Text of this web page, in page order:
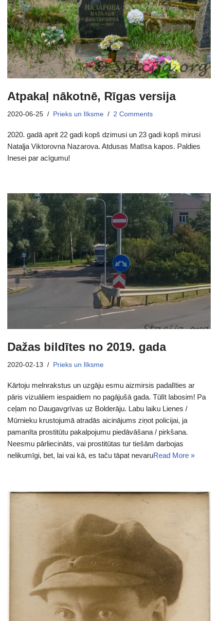
Atpakaļ nākotnē, Rīgas versija
2020-06-25 Prieks un līksme 2 Comments
2020. gadā aprit 22 gadi kopš dzimusi un 23 gadi kopš mirusi
Nataļja Viktorovna Nazarova. Atdusas Matīsa kapos. Paldies
Inesei par acīgumu!
Dažas bildītes no 2019. gada
2020-02-13 Prieks un līksme
Kārtoju melnrakstus un uzgāju esmu aizmirsis padalīties ar
pāris vizuāliem iespaidiem no pagājušā gada. Tūlīt labosim! Pa
ceļam no Daugavgrīvas uz Bolderāju. Labu laiku Lienes /
Mūrnieku krustojumā atradās aicinājums ziņot policijai, ja
pamanīta prostitūtu pakalpojumu piedāvāšana / pirkšana.
Neesmu pārliecināts, vai prostitūtas tur tiešām darbojas
nelikumīgi, bet, lai vai kā, es taču tāpat nevaruRead More »